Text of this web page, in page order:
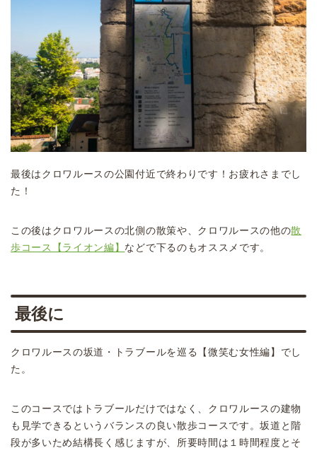
最後はクロワルースの公園付近で終わりです！お疲れさまでし
た！
この後はクロワルースの北側の散策や、クロワルースの他の散
歩コース【ライオン編】 などで下るのもオススメです。
最後に
クロワルースの坂道・トラブールを巡る【微笑む女性編】でし
た。
このコースではトラブールだけではなく、クロワルースの建物
も見学できるというバランスの良い散歩コースです。坂道と階
段が多いため結構長く感じますが、所要時間は１時間程度とそ